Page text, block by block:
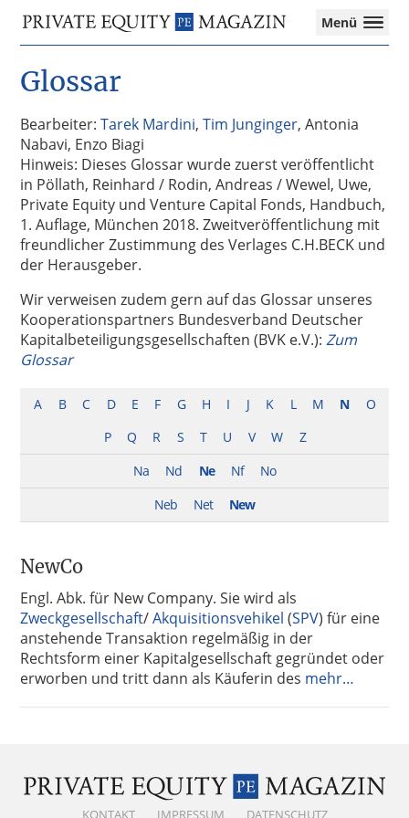
Hauptnavigation
springen
Inhalt
springen
Private
Equity
Das
für
Private
Equity-
Branche
–
Investment
Funds
I
M&A
Tax
Menü
Glossar
Bearbeiter:Tarek Mardini,Tim Junginger, Antonia
Nabavi, Enzo Biagi
Hinweis: Dieses Glossar wurde zuerst veröffentlicht
in Pöllath, Reinhard / Rodin, Andreas / Wewel, Uwe,
Private Equity und Venture Capital Fonds, Handbuch,
1. Auflage, München 2018. Zweitveröffentlichung mit
freundlicher Zustimmung des Verlages C.H.BECK und
der Herausgeber.
Wir verweisen zudem gern auf das Glossar unseres
Kooperationspartners Bundesverband Deutscher
Kapitalbeteiligungsgesellschaften (BVK e.V.):Zum
Glossar
A B C D E F G H I J K L M N
O
P
Q R S T U V W
Z
Na
Nd Ne Nf
No
Neb
Net New
NewCo
Engl. Abk. für New Company. Sie wird als
Zweckgesellschaft/Akquisitionsvehikel (SPV) für eine
anstehende Transaktion regelmäßig in der
Rechtsform einer Kapitalgesellschaft gegründet oder
erworben und tritt dann als Käuferin des mehr…
KONTAKT IMPRESSUM DATENSCHUTZ